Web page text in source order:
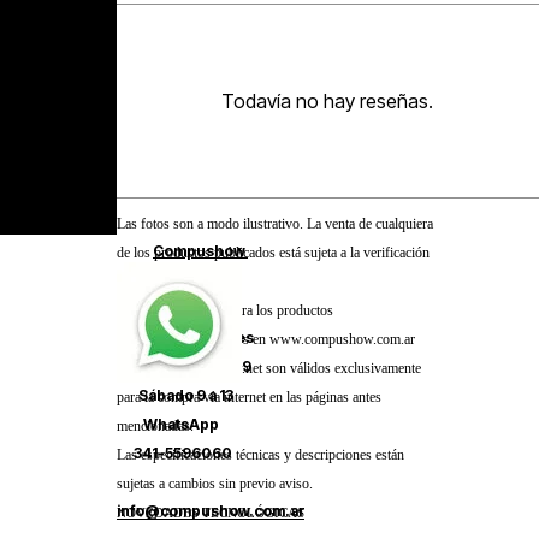
Todavía no hay reseñas.
Las fotos son a modo ilustrativo. La venta de cualquiera
de los productos publicados está sujeta a la verificación
de stock.
Los precios online para los productos
presentados/publicados en www.compushow.com.ar
y/o www.compushow.net son válidos exclusivamente
para la compra vía internet en las páginas antes
mencionadas.
Las especificaciones técnicas y descripciones están
sujetas a cambios sin previo aviso.
NOVEDADES TECNOLÓGICAS
Compushow
San juan 1496
Rosario
Lunes a viernes
9 a 13 y 15:30 a 19
Sábado 9 a 13
WhatsApp
341-5596060
info@compushow.com.ar